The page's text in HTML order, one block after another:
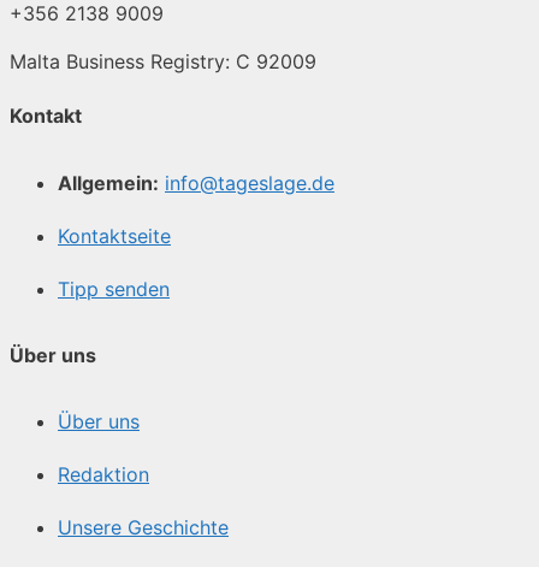
+356 2138 9009
Malta Business Registry: C 92009
Kontakt
Allgemein: info@tageslage.de
Kontaktseite
Tipp senden
Über uns
Über uns
Redaktion
Unsere Geschichte